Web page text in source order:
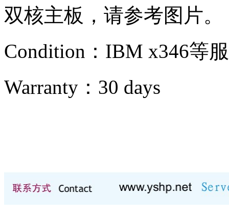
双核主板，请参考图片。
Condition：IBM x346等
Warranty： 30 days